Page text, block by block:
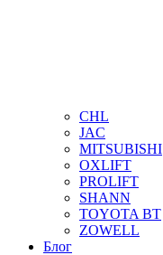
CHL
JAC
MITSUBISHI
OXLIFT
PROLIFT
SHANN
TOYOTA BT
ZOWELL
Блог